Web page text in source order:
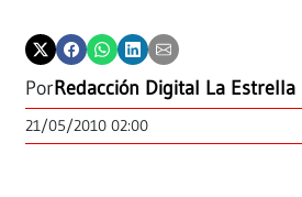
PorRedacción Digital La Estrella
21/05/2010 02:00